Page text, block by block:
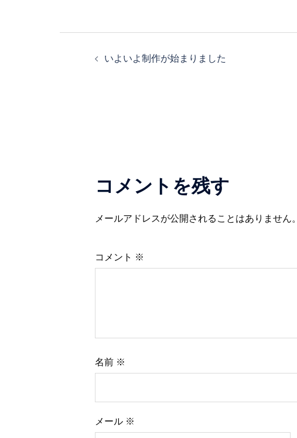
いよいよ制作が始まりました
コメントを残す
メールアドレスが公開されることはありません。
コメント ※
名前 ※
メール ※